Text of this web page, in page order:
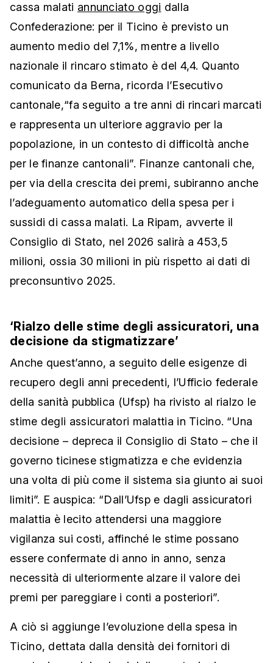
cassa malati annunciato oggi dalla
Confederazione: per il Ticino è previsto un
aumento medio del 7,1%, mentre a livello
nazionale il rincaro stimato è del 4,4. Quanto
comunicato da Berna, ricorda l’Esecutivo
cantonale,“fa seguito a tre anni di rincari marcati
e rappresenta un ulteriore aggravio per la
popolazione, in un contesto di difficoltà anche
per le finanze cantonali”. Finanze cantonali che,
per via della crescita dei premi, subiranno anche
l’adeguamento automatico della spesa per i
sussidi di cassa malati. La Ripam, avverte il
Consiglio di Stato, nel 2026 salirà a 453,5
milioni, ossia 30 milioni in più rispetto ai dati di
preconsuntivo 2025.
‘Rialzo delle stime degli assicuratori, una
decisione da stigmatizzare’
Anche quest’anno, a seguito delle esigenze di
recupero degli anni precedenti, l’Ufficio federale
della sanità pubblica (Ufsp) ha rivisto al rialzo le
stime degli assicuratori malattia in Ticino. “Una
decisione – depreca il Consiglio di Stato – che il
governo ticinese stigmatizza e che evidenzia
una volta di più come il sistema sia giunto ai suoi
limiti”. E auspica: “Dall’Ufsp e dagli assicuratori
malattia è lecito attendersi una maggiore
vigilanza sui costi, affinché le stime possano
essere confermate di anno in anno, senza
necessità di ulteriormente alzare il valore dei
premi per pareggiare i conti a posteriori”.
A ciò si aggiunge l’evoluzione della spesa in
Ticino, dettata dalla densità dei fornitori di